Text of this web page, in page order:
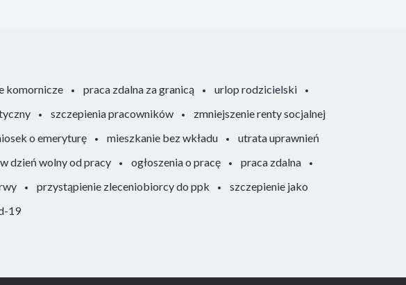
komornicze praca zdalna za granicą
urlop rodzicielski
szczepienia pracowników
zmniejszenie renty socjalnej
o emeryturę mieszkanie bez wkładu
utrata uprawnień
dzień wolny od pracy ogłoszenia o pracę
praca zdalna
przystąpienie zleceniobiorcy do ppk
szczepienie jako
19